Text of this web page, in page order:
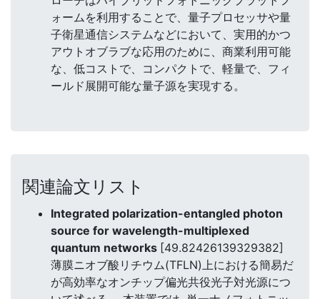
ォームを利用することで、量子プロセッサや量
子衛星通信システムなどにおいて、実用的かつ
アウトオブラブな応用のために、商業利用可能
な、低コストで、コンパクトで、軽量で、フィ
ールド展開可能な量子源を実現する。
関連論文リスト
Integrated polarization-entangled photon
source for wavelength-multiplexed
quantum networks [49.82426139329382]
薄膜ニオブ酸リチウム(TFLN)上における簡易だ
が高効率なオンチップ偏光共役光子対光源につ